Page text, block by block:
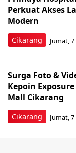
Cikarang
Perkuat Akses
Modern
Jumat,
Cikarang
Surga Foto &
Kepoin
Mall Cikarang
Jumat,